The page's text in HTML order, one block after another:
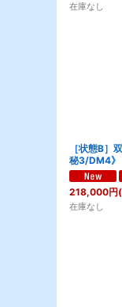
在庫なし
［状態B］
秘3/DM4》
218,000円
在庫なし